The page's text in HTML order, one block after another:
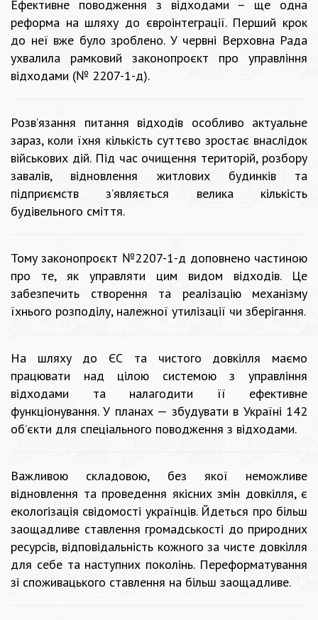
Ефективне поводження з відходами – ще одна
реформа на шляху до євроінтеграції. Перший крок
до неї вже було зроблено. У червні Верховна Рада
ухвалила рамковий законопроєкт про управління
відходами (№ 2207-1-д).
Розв’язання питання відходів особливо актуальне
зараз, коли їхня кількість суттєво зростає внаслідок
військових дій. Під час очищення територій, розбору
завалів, відновлення житлових будинків та
підприємств з’являється велика кількість
будівельного сміття.
Тому законопроєкт №2207-1-д доповнено частиною
про те, як управляти цим видом відходів. Це
забезпечить створення та реалізацію механізму
їхнього розподілу, належної утилізації чи зберігання.
На шляху до ЄС та чистого довкілля маємо
працювати над цілою системою з управління
відходами та налагодити її ефективне
функціонування. У планах — збудувати в Україні 142
об’єкти для спеціального поводження з відходами.
Важливою складовою, без якої неможливе
відновлення та проведення якісних змін довкілля, є
екологізація свідомості українців. Йдеться про більш
заощадливе ставлення громадськості до природних
ресурсів, відповідальність кожного за чисте довкілля
для себе та наступних поколінь. Переформатування
зі споживацького ставлення на більш заощадливе.